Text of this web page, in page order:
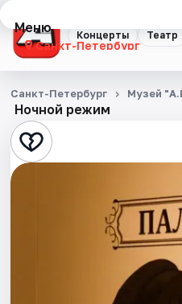
Концерты Театр
Меню
Санкт-Петербург
Концерты
Театр
Стендап
Ночной режим
Санкт-Петербург Музей